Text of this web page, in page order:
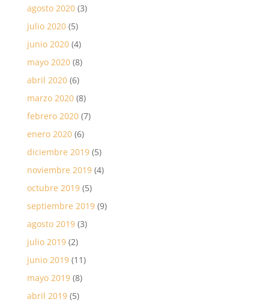
agosto 2020(3)
julio 2020(5)
junio 2020(4)
mayo 2020(8)
abril 2020(6)
marzo 2020(8)
febrero 2020(7)
enero 2020(6)
diciembre 2019(5)
noviembre 2019(4)
octubre 2019(5)
septiembre 2019(9)
agosto 2019(3)
julio 2019(2)
junio 2019(11)
mayo 2019(8)
abril 2019(5)